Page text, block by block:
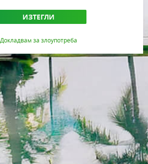
ИЗТЕГЛИ
Докладвам за злоупотреба